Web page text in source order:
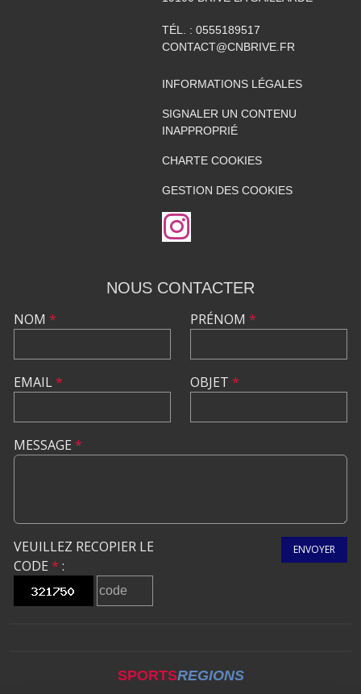
TÉL. : 0555189517
CONTACT@CNBRIVE.FR
INFORMATIONS LÉGALES
SIGNALER UN CONTENU
INAPPROPRIÉ
CHARTE COOKIES
GESTION DES COOKIES
NOUS CONTACTER
NOM *
EMAIL*
PRÉNOM *
OBJET *
MESSAGE *
VEUILLEZ RECOPIER LE
CODE * :
ENVOYER
SPORTSREGIONS